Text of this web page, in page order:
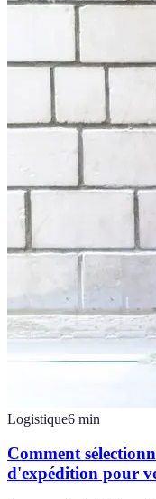
Logistique6 min
Comment
d'expédition pour